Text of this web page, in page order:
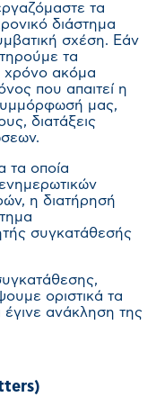
τα
διάστημα
σχέση. Εάν
τα
χρόνο ακόμα
που απαιτεί η
μας,
διατάξεις
τα οποία
η διατήρησή
συγκατάθεσής
οριστικά τα
ανάκληση της